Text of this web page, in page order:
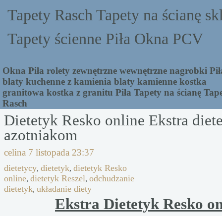
Tapety Rasch Tapety na ścianę
Tapety ścienne Piła Okna PCV
Okna Piła rolety zewnętrzne wewnętrzne nagrobki
blaty kuchenne z kamienia blaty kamienne kostka
granitowa kostka z granitu Piła Tapety na ścianę
Rasch
Dietetyk Resko online Ekstra
azotniakom
celina 7 listopada 23:37
dietetycy, dietetyk, dietetyk Resko
online, dietetyk Reszel, odchudzanie
dietetyk, układanie diety
Ekstra Dietetyk Resko